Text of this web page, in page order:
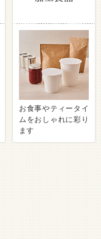
お食事やティータイ
ムをおしゃれに彩り
ます